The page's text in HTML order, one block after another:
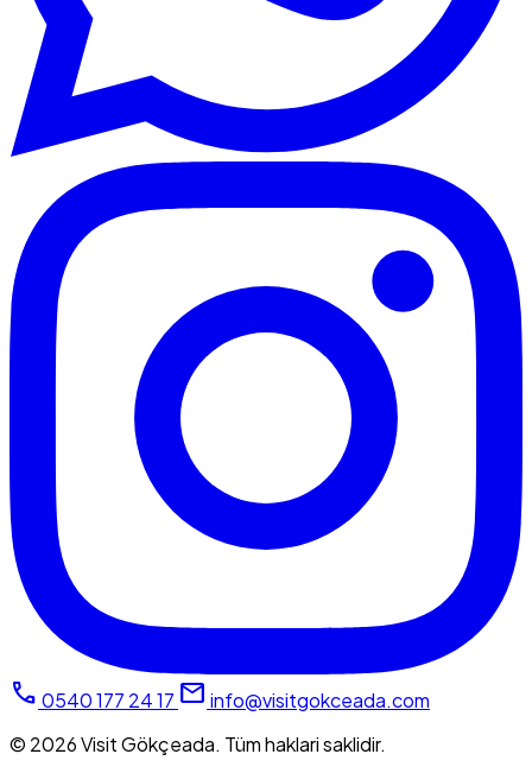
phone 0540 177 24 17 mail info@visitgokceada.com
© 2026 Visit Gökçeada. Tüm haklari saklidir.